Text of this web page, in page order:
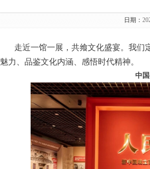
日期：
走近一馆一展，共飨文化盛宴。我
魅力、品鉴文化内涵、感悟时代精神。
中